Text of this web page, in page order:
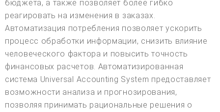
бюджета, а также позволяет более гибко
реагировать на изменения в заказах.
Автоматизация потребления позволяет ускорить
процесс обработки информации, снизить влияние
человеческого фактора и повысить точность
финансовых расчетов. Автоматизированная
система Universal Accounting System предоставляет
возможности анализа и прогнозирования,
позволяя принимать рациональные решения о